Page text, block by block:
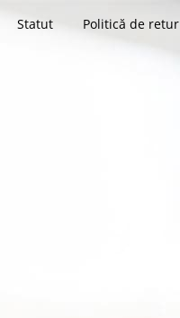
Statut Politică de retur